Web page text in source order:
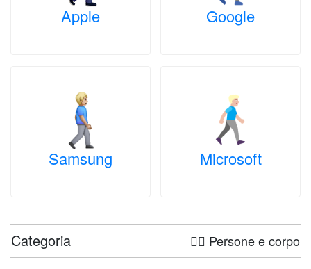
Apple Google
Samsung Microsoft
Categoria 🤦‍♀️ Persone e corpo